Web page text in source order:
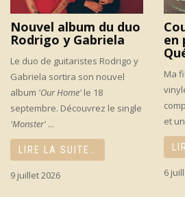
Nouvel album du duo
Rodrigo y Gabriela
Le duo de guitaristes Rodrigo y
Gabriela sortira son nouvel
album 'Our Home' le 18
septembre. Découvrez le single
'Monster' ...
LIRE LA SUITE…
9 juillet 2026
en
Ma
et
6